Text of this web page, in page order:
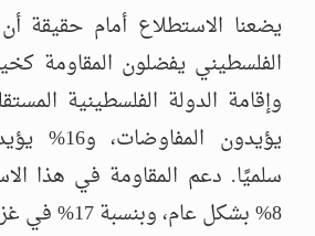
الفلسطيني يفضلون المقاومة
يؤيدون
سلميًا. دعم المقاومة في هذا
8% بشكل عام، وبنسبة 17% في غزة.